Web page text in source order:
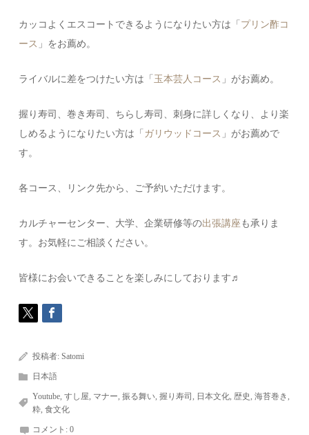
カッコよくエスコートできるようになりたい方は「 プリン酢コ
ース 」をお薦め。
ライバルに差をつけたい方は「 玉本芸人コース 」がお薦め。
握り寿司、巻き寿司、ちらし寿司、刺身に詳しくなり、より楽
しめるようになりたい方は「 ガリウッドコース 」がお薦めで
す。
各コース、リンク先から、ご予約いただけます。
カルチャーセンター、大学、企業研修等の出張講座 も承りま
す。お気軽にご相談ください。
皆様にお会いできることを楽しみにしております♬
投稿者:Satomi
日本語
Youtube,すし屋, マナー,振る舞い,握り寿司, 日本文化, 歴史,海苔巻き,
粋,食文化
コメント:0